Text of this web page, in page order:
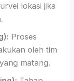
lokasi jika
Proses
oleh tim
matang.